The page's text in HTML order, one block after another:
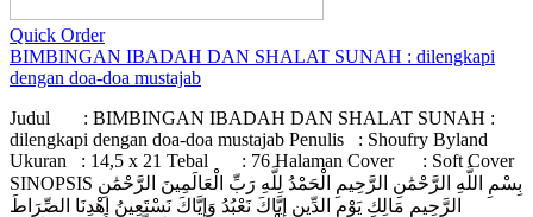
Quick Order
BIMBINGAN IBADAH DAN SHALAT SUNAH : dilengkapi
dengan doa-doa mustajab
Judul : BIMBINGAN IBADAH DAN SHALAT SUNAH :
dilengkapi dengan doa-doa mustajab Penulis : Shoufry Byland
Ukuran : 14,5 x 21 Tebal : 76 Halaman Cover : Soft Cover
SINOPSIS بِسْمِ اللَّهِ الرَّحْمَٰنِ الرَّحِيمِ الْحَمْدُ لِلَّهِ رَبِّ الْعَالَمِينَ الرَّحْمَٰنِ
الرَّحِيمِ مَالِكِ يَوْمِ الدِّينِ إِيَّاكَ نَعْبُدُ وَإِيَّاكَ نَسْتَعِينُ اهْدِنَا الصِّرَاطَ